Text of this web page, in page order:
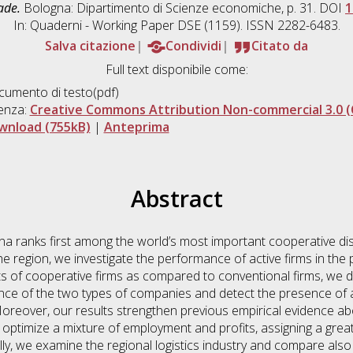
Bologna: Dipartimento di Scienze economiche, p. 31. DOI
In: Quaderni - Working Paper DSE (1159). ISSN 2282-6483.
Salva citazione
Condividi
Citato da
Full text disponibile come:
di testo(pdf)
Creative Commons Attribution Non-commercial 3.0
(755kB) | Anteprima
Abstract
ranks first among the world’s most important cooperative
region, we investigate the performance of active firms in
of cooperative firms as compared to conventional firms, we
of the two types of companies and detect the presence of
our results strengthen previous empirical evidence
a mixture of employment and profits, assigning a
we examine the regional logistics industry and compare